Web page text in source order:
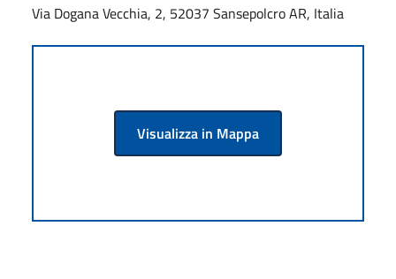
Via Dogana Vecchia, 2, 52037 Sansepolcro AR, Italia
Visualizza in Mappa